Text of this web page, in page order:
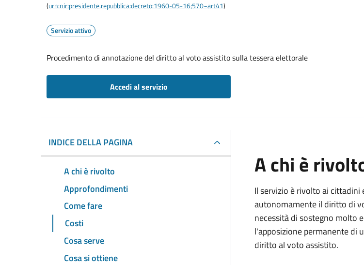
(urn:nir:presidente.repubblica:decreto:1960-05-16;570~art41)
Servizio attivo
Procedimento di annotazione del diritto al voto assistito sulla tessera elettorale
Accedi al servizio
INDICE DELLA PAGINA
A chi è rivolto
Approfondimenti
Come fare
Costi
Cosa serve
Cosa si ottiene
A chi è
Il servizio è rivolto ai
autonomamente il diritto di
necessità di sostegno molto
l'apposizione permanente di
diritto al voto assistito.